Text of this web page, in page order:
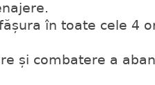
în toate cele 4
și combatere a